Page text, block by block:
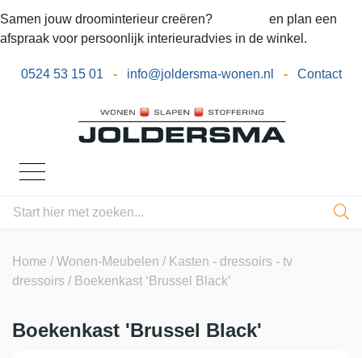
Samen jouw droominterieur creëren?
en plan een
afspraak voor persoonlijk interieuradvies in de winkel.
0524 53 15 01 - info@joldersma-wonen.nl - Contact
Home /Wonen-Meubelen / Kasten - dressoirs - tv
dressoirs / Boekenkast ‘Brussel Black’
Boekenkast 'Brussel Black'